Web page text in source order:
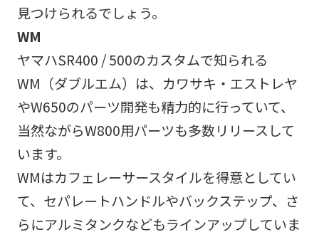
見つけられるでしょう。
WM
ヤマハSR400 / 500のカスタムで知られる
WM（ダブルエム）は、カワサキ・エストレヤ
やW650のパーツ開発も精力的に行っていて、
当然ながらW800用パーツも多数リリースして
います。
WMはカフェレーサースタイルを得意としてい
て、セパレートハンドルやバックステップ、さ
らにアルミタンクなどもラインアップしていま